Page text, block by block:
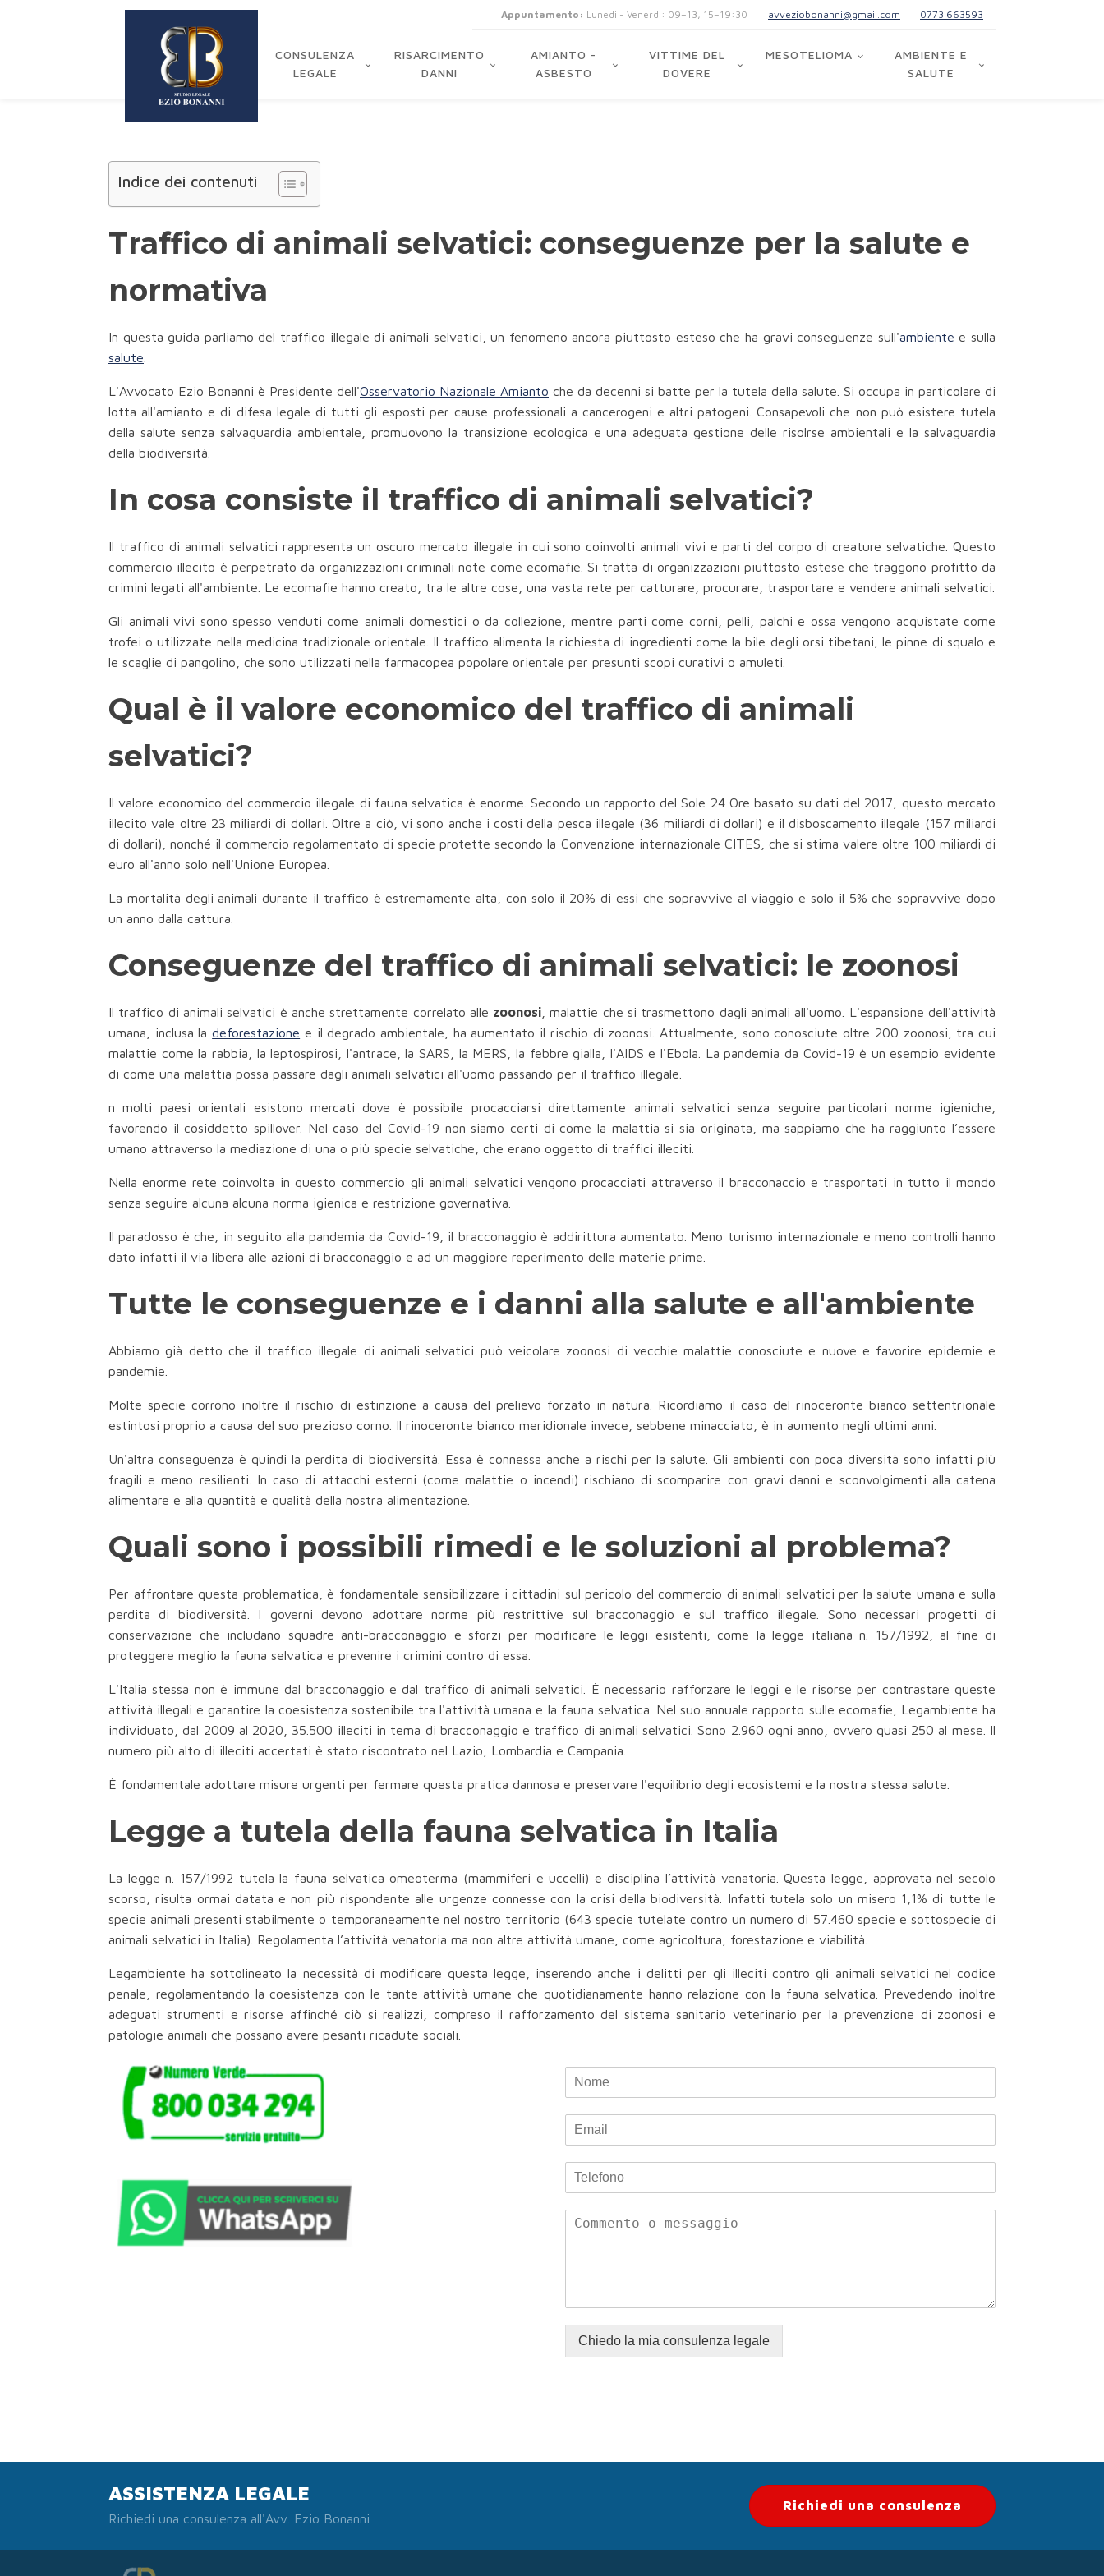
Appuntamento: Lunedi - Venerdi: 09–13, 15–19:30 avveziobonanni@gmail.com 0773 663593
CONSULENZA
LEGALE
RISARCIMENTO
DANNI
AMIANTO -
ASBESTO
VITTIME DEL
DOVERE
MESOTELIOMA
AMBIENTE E
SALUTE
Indice dei contenuti
Traffico di animali selvatici: conseguenze per la salute e
normativa
In questa guida parliamo del traffico illegale di animali selvatici, un fenomeno ancora piuttosto esteso che ha gravi conseguenze sull'ambiente e sulla
salute
L'Avvocato Ezio Bonanni è Presidente dell'Osservatorio Nazionale Amianto che da decenni si batte per la tutela della salute. Si occupa in particolare di
lotta all'amianto e di difesa legale di tutti gli esposti per cause professionali a cancerogeni e altri patogeni. Consapevoli che non può esistere tutela
della salute senza salvaguardia ambientale, promuovono la transizione ecologica e una adeguata gestione delle risolrse ambientali e la salvaguardia
della biodiversità.
In cosa consiste il traffico di animali selvatici?
Il traffico di animali selvatici rappresenta un oscuro mercato illegale in cui sono coinvolti animali vivi e parti del corpo di creature selvatiche. Questo
commercio illecito è perpetrato da organizzazioni criminali note come ecomafie. Si tratta di organizzazioni piuttosto estese che traggono profitto da
crimini legati all'ambiente. Le ecomafie hanno creato, tra le altre cose, una vasta rete per catturare, procurare, trasportare e vendere animali selvatici.
Gli animali vivi sono spesso venduti come animali domestici o da collezione, mentre parti come corni, pelli, palchi e ossa vengono acquistate come
trofei o utilizzate nella medicina tradizionale orientale. Il traffico alimenta la richiesta di ingredienti come la bile degli orsi tibetani, le pinne di squalo e
le scaglie di pangolino, che sono utilizzati nella farmacopea popolare orientale per presunti scopi curativi o amuleti.
Qual è il valore economico del traffico di animali
selvatici?
Il valore economico del commercio illegale di fauna selvatica è enorme. Secondo un rapporto del Sole 24 Ore basato su dati del 2017, questo mercato
illecito vale oltre 23 miliardi di dollari. Oltre a ciò, vi sono anche i costi della pesca illegale (36 miliardi di dollari) e il disboscamento illegale (157 miliardi
di dollari), nonché il commercio regolamentato di specie protette secondo la Convenzione internazionale CITES, che si stima valere oltre 100 miliardi di
euro all'anno solo nell'Unione Europea.
La mortalità degli animali durante il traffico è estremamente alta, con solo il 20% di essi che sopravvive al viaggio e solo il 5% che sopravvive dopo
un anno dalla cattura.
Conseguenze del traffico di animali selvatici: le zoonosi
Il traffico di animali selvatici è anche strettamente correlato alle zoonosi , malattie che si trasmettono dagli animali all'uomo. L'espansione dell'attività
umana, inclusa ladeforestazione e il degrado ambientale, ha aumentato il rischio di zoonosi. Attualmente, sono conosciute oltre 200 zoonosi, tra cui
malattie come la rabbia, la leptospirosi, l'antrace, la SARS, la MERS, la febbre gialla, l'AIDS e l'Ebola. La pandemia da Covid-19 è un esempio evidente
di come una malattia possa passare dagli animali selvatici all'uomo passando per il traffico illegale.
n molti paesi orientali esistono mercati dove è possibile procacciarsi direttamente animali selvatici senza seguire particolari norme igieniche,
favorendo il cosiddetto spillover. Nel caso del Covid-19 non siamo certi di come la malattia si sia originata, ma sappiamo che ha raggiunto l’essere
umano attraverso la mediazione di una o più specie selvatiche, che erano oggetto di traffici illeciti.
Nella enorme rete coinvolta in questo commercio gli animali selvatici vengono procacciati attraverso il bracconaccio e trasportati in tutto il mondo
senza seguire alcuna alcuna norma igienica e restrizione governativa.
Il paradosso è che, in seguito alla pandemia da Covid-19, il bracconaggio è addirittura aumentato. Meno turismo internazionale e meno controlli hanno
dato infatti il via libera alle azioni di bracconaggio e ad un maggiore reperimento delle materie prime.
Tutte le conseguenze e i danni alla salute e all'ambiente
Abbiamo già detto che il traffico illegale di animali selvatici può veicolare zoonosi di vecchie malattie conosciute e nuove e favorire epidemie e
pandemie.
Molte specie corrono inoltre il rischio di estinzione a causa del prelievo forzato in natura. Ricordiamo il caso del rinoceronte bianco settentrionale
estintosi proprio a causa del suo prezioso corno. Il rinoceronte bianco meridionale invece, sebbene minacciato, è in aumento negli ultimi anni.
Un'altra conseguenza è quindi la perdita di biodiversità. Essa è connessa anche a rischi per la salute. Gli ambienti con poca diversità sono infatti più
fragili e meno resilienti. In caso di attacchi esterni (come malattie o incendi) rischiano di scomparire con gravi danni e sconvolgimenti alla catena
alimentare e alla quantità e qualità della nostra alimentazione.
Quali sono i possibili rimedi e le soluzioni al problema?
Per affrontare questa problematica, è fondamentale sensibilizzare i cittadini sul pericolo del commercio di animali selvatici per la salute umana e sulla
perdita di biodiversità. I governi devono adottare norme più restrittive sul bracconaggio e sul traffico illegale. Sono necessari progetti di
conservazione che includano squadre anti-bracconaggio e sforzi per modificare le leggi esistenti, come la legge italiana n. 157/1992, al fine di
proteggere meglio la fauna selvatica e prevenire i crimini contro di essa.
L'Italia stessa non è immune dal bracconaggio e dal traffico di animali selvatici. È necessario rafforzare le leggi e le risorse per contrastare queste
attività illegali e garantire la coesistenza sostenibile tra l'attività umana e la fauna selvatica. Nel suo annuale rapporto sulle ecomafie, Legambiente ha
individuato, dal 2009 al 2020, 35.500 illeciti in tema di bracconaggio e traffico di animali selvatici. Sono 2.960 ogni anno, ovvero quasi 250 al mese. Il
numero più alto di illeciti accertati è stato riscontrato nel Lazio, Lombardia e Campania.
È fondamentale adottare misure urgenti per fermare questa pratica dannosa e preservare l'equilibrio degli ecosistemi e la nostra stessa salute.
Legge a tutela della fauna selvatica in Italia
La legge n. 157/1992 tutela la fauna selvatica omeoterma (mammiferi e uccelli) e disciplina l’attività venatoria. Questa legge, approvata nel secolo
scorso, risulta ormai datata e non più rispondente alle urgenze connesse con la crisi della biodiversità. Infatti tutela solo un misero 1,1% di tutte le
specie animali presenti stabilmente o temporaneamente nel nostro territorio (643 specie tutelate contro un numero di 57.460 specie e sottospecie di
animali selvatici in Italia). Regolamenta l’attività venatoria ma non altre attività umane, come agricoltura, forestazione e viabilità.
Legambiente ha sottolineato la necessità di modificare questa legge, inserendo anche i delitti per gli illeciti contro gli animali selvatici nel codice
penale, regolamentando la coesistenza con le tante attività umane che quotidianamente hanno relazione con la fauna selvatica. Prevedendo inoltre
adeguati strumenti e risorse affinché ciò si realizzi, compreso il rafforzamento del sistema sanitario veterinario per la prevenzione di zoonosi e
patologie animali che possano avere pesanti ricadute sociali.
Chiedo la mia consulenza legale
ASSISTENZA LEGALE
Richiedi una consulenza all'Avv. Ezio Bonanni
Richiedi una consulenza